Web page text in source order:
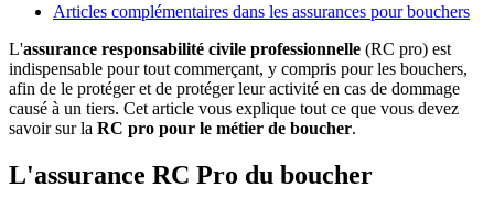
Articles complémentaires dans les assurances pour bouchers
L'assurance responsabilité civile professionnelle (RC pro) est
indispensable pour tout commerçant, y compris pour les bouchers,
afin de le protéger et de protéger leur activité en cas de dommage
causé à un tiers. Cet article vous explique tout ce que vous devez
savoir sur la RC pro pour le métier de boucher.
L'assurance RC Pro du boucher